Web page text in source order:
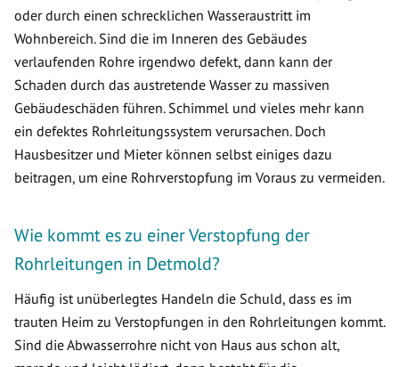
oder durch einen schrecklichen Wasseraustritt im
Wohnbereich. Sind die im Inneren des Gebäudes
verlaufenden Rohre irgendwo defekt, dann kann der
Schaden durch das austretende Wasser zu massiven
Gebäudeschäden führen. Schimmel und vieles mehr kann
ein defektes Rohrleitungssystem verursachen. Doch
Hausbesitzer und Mieter können selbst einiges dazu
beitragen, um eine Rohrverstopfung im Voraus zu vermeiden.
Wie kommt es zu einer Verstopfung der
Rohrleitungen in Detmold?
Häufig ist unüberlegtes Handeln die Schuld, dass es im
trauten Heim zu Verstopfungen in den Rohrleitungen kommt.
Sind die Abwasserrohre nicht von Haus aus schon alt,